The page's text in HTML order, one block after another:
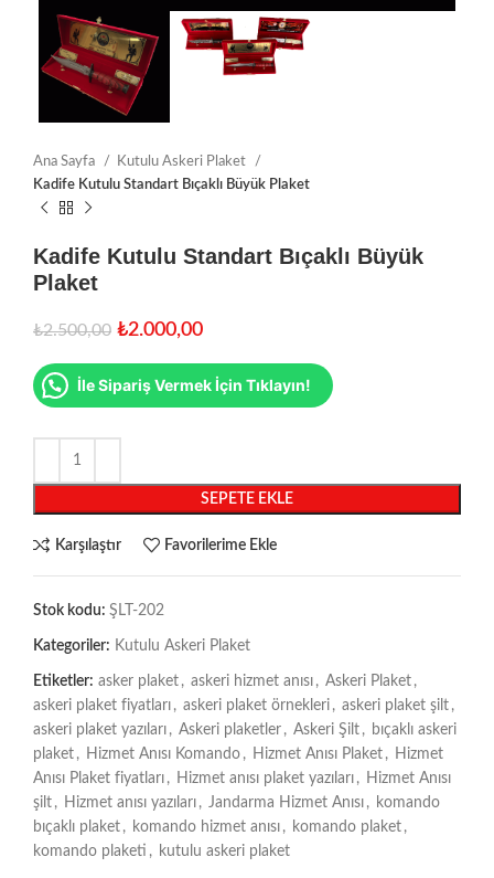
Ana Sayfa
Kutulu Askeri Plaket
Kadife Kutulu Standart Bıçaklı Büyük Plaket
Kadife Kutulu Standart Bıçaklı Büyük
Plaket
₺2.500,00 ₺2.000,00
İle Sipariş Vermek İçin Tıklayın!
SEPETE EKLE
Karşılaştır Favorilerime Ekle
Stok kodu: ŞLT-202
Kategoriler: Kutulu Askeri Plaket
Etiketler: asker plaket , askeri hizmet anısı , Askeri Plaket ,
askeri plaket fiyatları , askeri plaket örnekleri , askeri plaket şilt ,
askeri plaket yazıları , Askeri plaketler , Askeri Şilt , bıçaklı askeri
plaket , Hizmet Anısı Komando , Hizmet Anısı Plaket , Hizmet
Anısı Plaket fiyatları , Hizmet anısı plaket yazıları , Hizmet Anısı
şilt , Hizmet anısı yazıları , Jandarma Hizmet Anısı , komando
bıçaklı plaket , komando hizmet anısı , komando plaket ,
komando plaketi , kutulu askeri plaket